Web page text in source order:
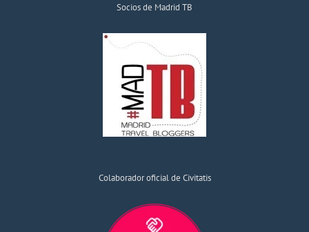
Socios de Madrid TB
Colaborador oficial de Civitatis